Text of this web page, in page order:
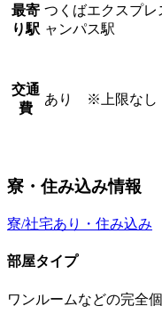
最寄
り駅
つくばエクスプレ
ャンパス駅
交通
費
あり ※上限なし
寮・住み込み情報
寮/社宅あり・住み込み
部屋タイプ
ワンルームなどの完全